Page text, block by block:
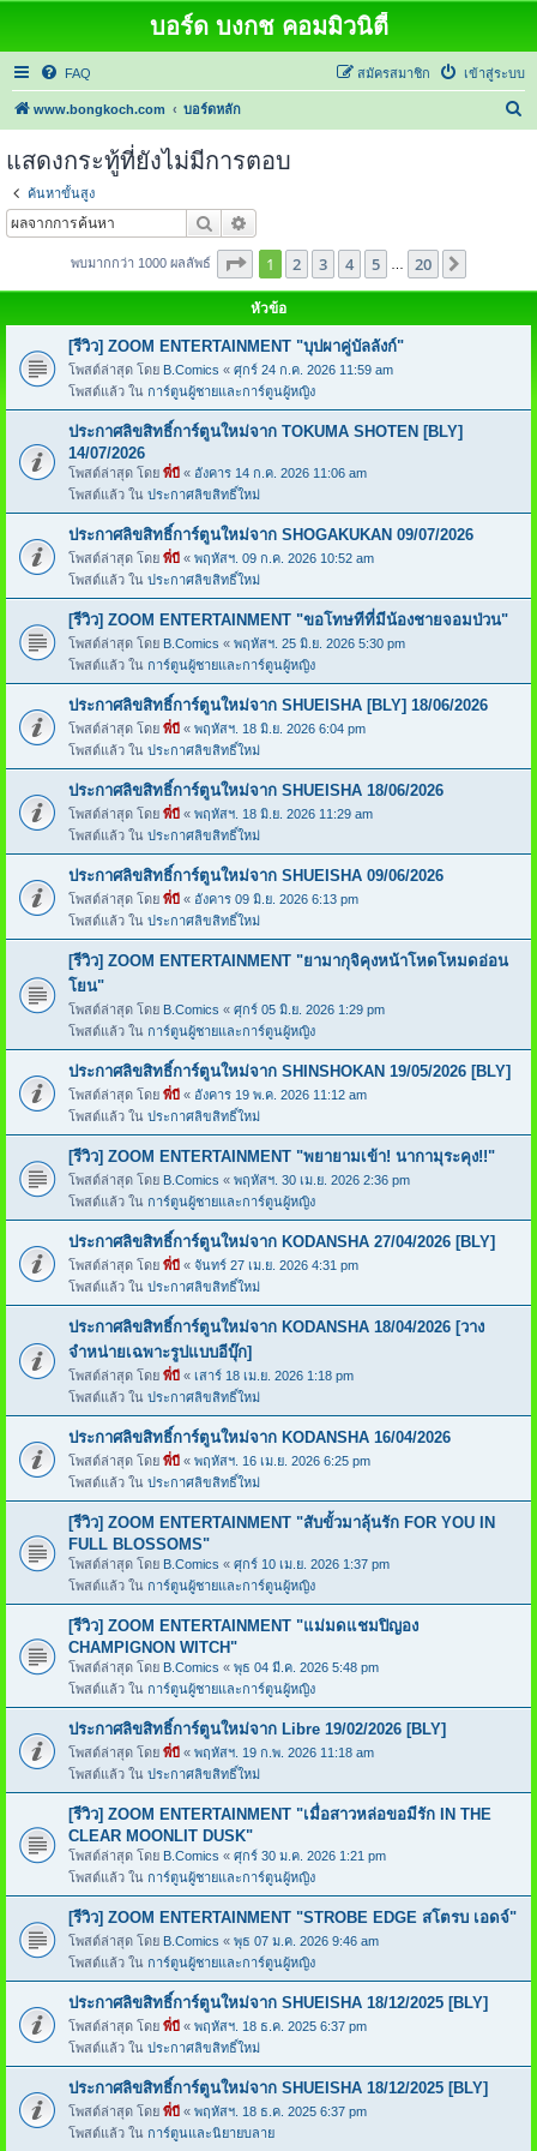
บอร์ด บงกช คอมมิวนิตี้
FAQ เข้าสู่ระบบ
สมัครสมาชิก
www.bongkoch.com บอร์ดหลัก
แสดงกระทู้ที่ยังไม่มีการตอบ
ค้นหาขั้นสูง
ค้นหา
พบมากกว่า 1000 ผลลัพธ์ หน้า จากทั้งหมด 20
1 2 3 4 5 20
หัวข้อ
[รีวิว] ZOOM ENTERTAINMENT "บุปผาคู่บัลลังก์"
โพสต์ล่าสุด โดย B.Comics « ศุกร์ 24 ก.ค. 2026 11:59 am
โพสต์แล้ว ใน การ์ตูนผู้ชายและการ์ตูนผู้หญิง
ประกาศลิขสิทธิ์การ์ตูนใหม่จาก TOKUMA SHOTEN [BLY]
14/07/2026
โพสต์ล่าสุด โดย พี่บี « อังคาร 14 ก.ค. 2026 11:06 am
โพสต์แล้ว ใน ประกาศลิขสิทธิ์ใหม่
ประกาศลิขสิทธิ์การ์ตูนใหม่จาก SHOGAKUKAN 09/07/2026
โพสต์ล่าสุด โดย พี่บี « พฤหัสฯ. 09 ก.ค. 2026 10:52 am
โพสต์แล้ว ใน ประกาศลิขสิทธิ์ใหม่
[รีวิว] ZOOM ENTERTAINMENT "ขอโทษทีที่มีน้องชายจอมป่วน"
โพสต์ล่าสุด โดย B.Comics « พฤหัสฯ. 25 มิ.ย. 2026 5:30 pm
โพสต์แล้ว ใน การ์ตูนผู้ชายและการ์ตูนผู้หญิง
ประกาศลิขสิทธิ์การ์ตูนใหม่จาก SHUEISHA [BLY] 18/06/2026
โพสต์ล่าสุด โดย พี่บี « พฤหัสฯ. 18 มิ.ย. 2026 6:04 pm
โพสต์แล้ว ใน ประกาศลิขสิทธิ์ใหม่
ประกาศลิขสิทธิ์การ์ตูนใหม่จาก SHUEISHA 18/06/2026
โพสต์ล่าสุด โดย พี่บี « พฤหัสฯ. 18 มิ.ย. 2026 11:29 am
โพสต์แล้ว ใน ประกาศลิขสิทธิ์ใหม่
ประกาศลิขสิทธิ์การ์ตูนใหม่จาก SHUEISHA 09/06/2026
โพสต์ล่าสุด โดย พี่บี « อังคาร 09 มิ.ย. 2026 6:13 pm
โพสต์แล้ว ใน ประกาศลิขสิทธิ์ใหม่
[รีวิว] ZOOM ENTERTAINMENT "ยามากุจิคุงหน้าโหดโหมดอ่อน
โยน"
โพสต์ล่าสุด โดย B.Comics « ศุกร์ 05 มิ.ย. 2026 1:29 pm
โพสต์แล้ว ใน การ์ตูนผู้ชายและการ์ตูนผู้หญิง
ประกาศลิขสิทธิ์การ์ตูนใหม่จาก SHINSHOKAN 19/05/2026 [BLY]
โพสต์ล่าสุด โดย พี่บี « อังคาร 19 พ.ค. 2026 11:12 am
โพสต์แล้ว ใน ประกาศลิขสิทธิ์ใหม่
[รีวิว] ZOOM ENTERTAINMENT "พยายามเข้า! นากามุระคุง!!"
โพสต์ล่าสุด โดย B.Comics « พฤหัสฯ. 30 เม.ย. 2026 2:36 pm
โพสต์แล้ว ใน การ์ตูนผู้ชายและการ์ตูนผู้หญิง
ประกาศลิขสิทธิ์การ์ตูนใหม่จาก KODANSHA 27/04/2026 [BLY]
โพสต์ล่าสุด โดย พี่บี « จันทร์ 27 เม.ย. 2026 4:31 pm
โพสต์แล้ว ใน ประกาศลิขสิทธิ์ใหม่
ประกาศลิขสิทธิ์การ์ตูนใหม่จาก KODANSHA 18/04/2026 [วาง
จำหน่ายเฉพาะรูปแบบอีบุ๊ก]
โพสต์ล่าสุด โดย พี่บี « เสาร์ 18 เม.ย. 2026 1:18 pm
โพสต์แล้ว ใน ประกาศลิขสิทธิ์ใหม่
ประกาศลิขสิทธิ์การ์ตูนใหม่จาก KODANSHA 16/04/2026
โพสต์ล่าสุด โดย พี่บี « พฤหัสฯ. 16 เม.ย. 2026 6:25 pm
โพสต์แล้ว ใน ประกาศลิขสิทธิ์ใหม่
[รีวิว] ZOOM ENTERTAINMENT "สับขั้วมาลุ้นรัก FOR YOU IN
FULL BLOSSOMS"
โพสต์ล่าสุด โดย B.Comics « ศุกร์ 10 เม.ย. 2026 1:37 pm
โพสต์แล้ว ใน การ์ตูนผู้ชายและการ์ตูนผู้หญิง
[รีวิว] ZOOM ENTERTAINMENT "แม่มดแชมปิญอง
CHAMPIGNON WITCH"
โพสต์ล่าสุด โดย B.Comics « พุธ 04 มี.ค. 2026 5:48 pm
โพสต์แล้ว ใน การ์ตูนผู้ชายและการ์ตูนผู้หญิง
ประกาศลิขสิทธิ์การ์ตูนใหม่จาก Libre 19/02/2026 [BLY]
โพสต์ล่าสุด โดย พี่บี « พฤหัสฯ. 19 ก.พ. 2026 11:18 am
โพสต์แล้ว ใน ประกาศลิขสิทธิ์ใหม่
[รีวิว] ZOOM ENTERTAINMENT "เมื่อสาวหล่อขอมีรัก IN THE
CLEAR MOONLIT DUSK"
โพสต์ล่าสุด โดย B.Comics « ศุกร์ 30 ม.ค. 2026 1:21 pm
โพสต์แล้ว ใน การ์ตูนผู้ชายและการ์ตูนผู้หญิง
[รีวิว] ZOOM ENTERTAINMENT "STROBE EDGE สโตรบ เอดจ์"
โพสต์ล่าสุด โดย B.Comics « พุธ 07 ม.ค. 2026 9:46 am
โพสต์แล้ว ใน การ์ตูนผู้ชายและการ์ตูนผู้หญิง
ประกาศลิขสิทธิ์การ์ตูนใหม่จาก SHUEISHA 18/12/2025 [BLY]
โพสต์ล่าสุด โดย พี่บี « พฤหัสฯ. 18 ธ.ค. 2025 6:37 pm
โพสต์แล้ว ใน ประกาศลิขสิทธิ์ใหม่
ประกาศลิขสิทธิ์การ์ตูนใหม่จาก SHUEISHA 18/12/2025 [BLY]
โพสต์ล่าสุด โดย พี่บี « พฤหัสฯ. 18 ธ.ค. 2025 6:37 pm
โพสต์แล้ว ใน การ์ตูนและนิยายบลาย